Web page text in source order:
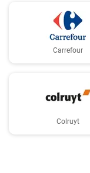
Carrefour
Colruyt